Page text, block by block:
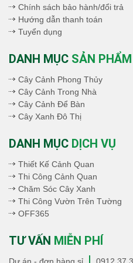
Chính sách bảo hành/đổi trả
Hướng dẫn thanh toán
Tuyển dụng
DANH MỤC SẢN PHẨM
Cây Cảnh Phong Thủy
Cây Cảnh Trong Nhà
Cây Cảnh Để Bàn
Cây Xanh Đô Thị
DANH MỤC DỊCH VỤ
Thiết Kế Cảnh Quan
Thi Công Cảnh Quan
Chăm Sóc Cây Xanh
Thi Công Vườn Trên Tường
OFF365
TƯ VẤN MIỄN PHÍ
Dự án - đơn hàng sỉ